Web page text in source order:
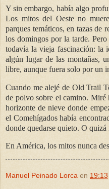
Y sin embargo, había algo
Los mitos del Oeste no
parques temáticos, en tazas de
los domingos por la tarde.
todavía la vieja fascinación: la
algún lugar de las montañas,
libre, aunque fuera solo por un
Cuando me alejé de Old Trail
de polvo sobre el camino. Miré
horizonte de nieve donde
el Comehígados había
donde quedarse quieto. O quizá
En América, los mitos nunca
Manuel Peinado Lorca en 19:13